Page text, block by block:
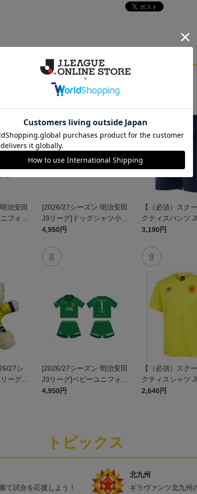
治安田
フォー
デザイ
[2026/27シーズン 明治安田
J3リーグ]ドッグシャツ小型
犬用(FP1stデザイン)
4,950円
【（必須）スク
クティスパンツ
3,190円
27シ
ーグ」
[2026/27シーズン 明治安田
J3リーグ]ベビーユニフォー
ム上下セット(GK1stデザイ
4,950円
【（必須）スク
クティスシャツ
2,640円
トピックス
て試合を応援しよう！
北九州
ギラヴァンツ北九州